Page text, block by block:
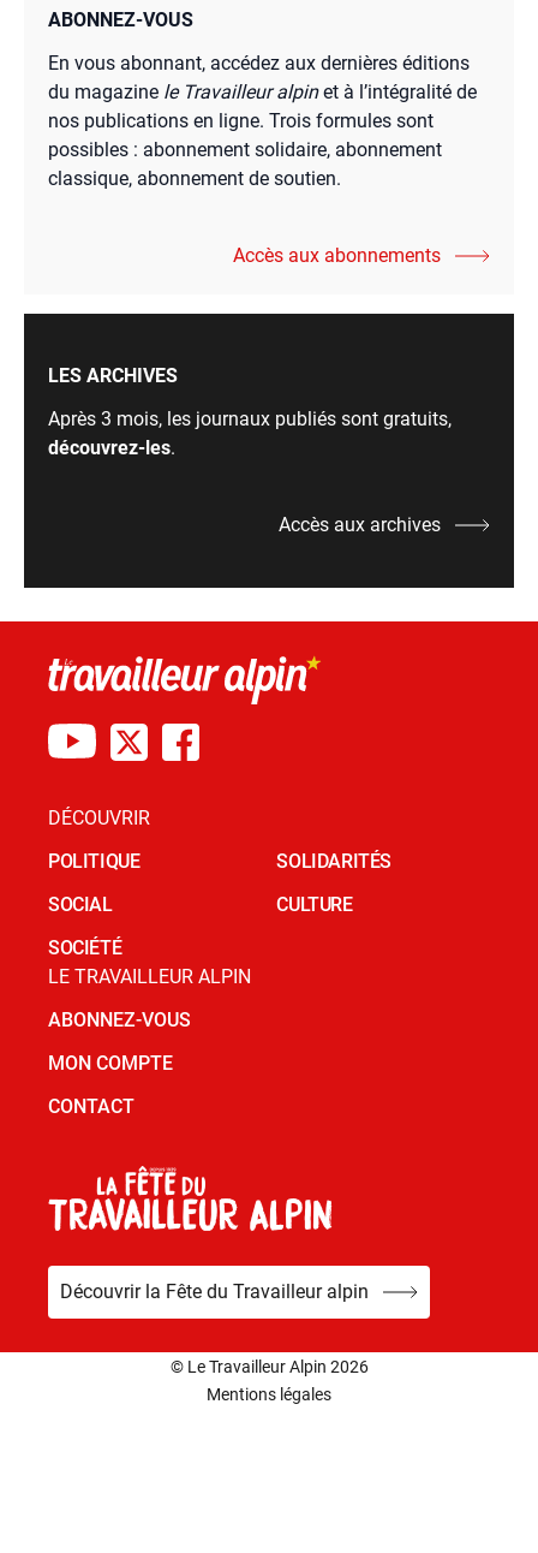
ABONNEZ-VOUS
En vous abonnant, accédez aux dernières éditions
du magazine le Travailleur alpinet à l’intégralité de
nos publications en ligne. Trois formules sont
possibles : abonnement solidaire, abonnement
classique, abonnement de soutien.
Accès aux abonnements
LES ARCHIVES
Après 3 mois, les journaux publiés sont gratuits,
découvrez-les.
Accès aux archives
DÉCOUVRIR
POLITIQUE
SOCIAL
SOCIÉTÉ
SOLIDARITÉS
CULTURE
LE TRAVAILLEUR ALPIN
ABONNEZ-VOUS
MON COMPTE
CONTACT
Découvrir la Fête du Travailleur alpin
© Le Travailleur Alpin 2026
Mentions légales